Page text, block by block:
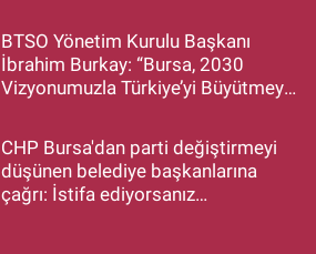
BTSO Yönetim Kurulu Başkanı
İbrahim Burkay: “Bursa, 2030
Vizyonumuzla Türkiye’yi Büyütmeye
CHP Bursa'dan parti değiştirmeyi
düşünen belediye başkanlarına
çağrı: İstifa ediyorsanız